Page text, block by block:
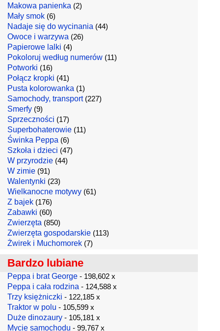
Makowa panienka (2)
Mały smok (6)
Nadaje się do wycinania (44)
Owoce i warzywa (26)
Papierowe lalki (4)
Pokoloruj według numerów (11)
Potworki (16)
Połącz kropki (41)
Pusta kolorowanka (1)
Samochody, transport(227)
Smerfy (9)
Sprzeczności (17)
Superbohaterowie (11)
Świnka Peppa (6)
Szkoła i dzieci (47)
W przyrodzie (44)
W zimie (91)
Walentynki (23)
Wielkanocne motywy (61)
Z bajek (176)
Zabawki (60)
Zwierzęta (850)
Zwierzęta gospodarskie (113)
Żwirek i Muchomorek (7)
Bardzo lubiane
Peppa i brat George - 198,602 x
Peppa i cała rodzina - 124,588 x
Trzy księżniczki - 122,185 x
Traktor w polu - 105,599 x
Duże dinozaury - 105,181 x
Mycie samochodu - 99,767 x